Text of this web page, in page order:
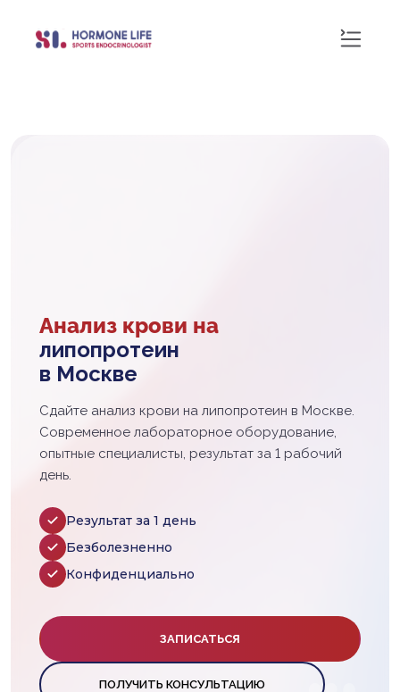
Анализ крови на
липопротеин
в Москве
Сдайте анализ крови на липопротеин в Москве.
Современное лабораторное оборудование,
опытные специалисты, результат за 1 рабочий
день.
Результат за 1 день
Безболезненно
Конфиденциально
ЗАПИСАТЬСЯ
ПОЛУЧИТЬ КОНСУЛЬТАЦИЮ